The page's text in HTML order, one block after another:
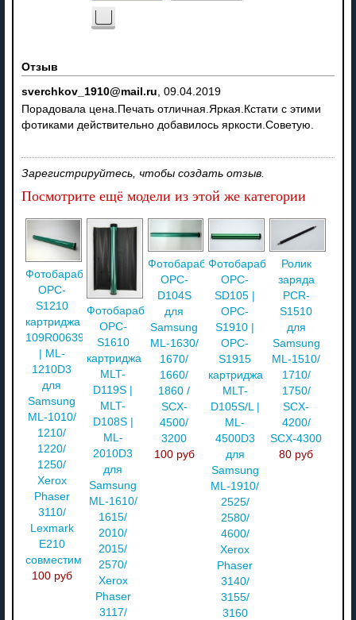
Отзыв
sverchkov_1910@mail.ru, 09.04.2019
Порадовала цена.Печать отличная.Яркая.Кстати с этими
фотиками действительно добавилось яркости.Советую.
Зарегистрируйтесь, чтобы создать отзыв.
Посмотрите ещё модели из этой же категории
Фотобарабан
OPC-
S1210
картриджа
109R00639
| ML-
1210D3
для
Samsung
ML-1010/
1210/
1220/
1250/
Xerox
Phaser
3110/
Lexmark
E210
совместимый
100 руб
Фотобарабан
OPC-
S1610
картриджа
MLT-
D119S |
MLT-
D108S |
ML-
2010D3
для
Samsung
ML-1610/
1615/
2010/
2015/
2570/
Xerox
Phaser
3117/
Фотобарабан
OPC-
D104S
для
Samsung
ML-1630/
1670/
1660/
1860 /
SCX-
4500/
3200
100 руб
Фотобарабан
OPC-
SD105 |
OPC-
S1910 |
OPC-
S1915
картриджа
MLT-
D105S/L |
ML-
4500D3
для
Samsung
ML-1910/
2525/
2580/
4600/
Xerox
Phaser
3140/
3155/
3160
Ролик
заряда
PCR-
S1510
для
Samsung
ML-1510/
1710/
1750/
SCX-
4200/
SCX-4300
80 руб